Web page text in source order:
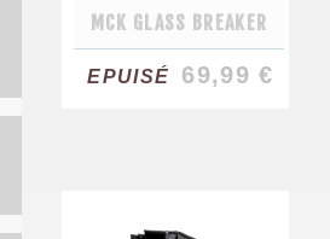
MCK GLASS BREAKER
EPUISÉ 69,99 €